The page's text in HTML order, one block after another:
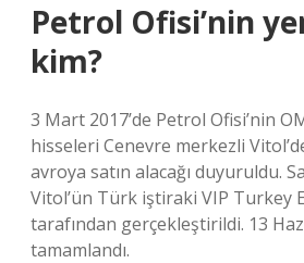
Petrol Ofisi’nin
kim?
3 Mart 2017’de Petrol Ofisi’nin
hisseleri Cenevre merkezli
avroya satın alacağı duyuruldu.
Vitol’ün Türk iştiraki VIP Turkey
tarafından gerçekleştirildi. 13
tamamlandı.